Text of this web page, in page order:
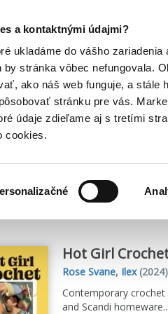
a kontaktnými údajmi?
ukladáme do vášho
by stránka vôbec nefungovala.
ako náš web funguje, a stále
stránku pre vás.
údaje zdieľame aj s tretími
cookies.
Doplnky
Hot Girl
Rose Svane, Ilex(2024)
Contemporary
and Scandi homeware...